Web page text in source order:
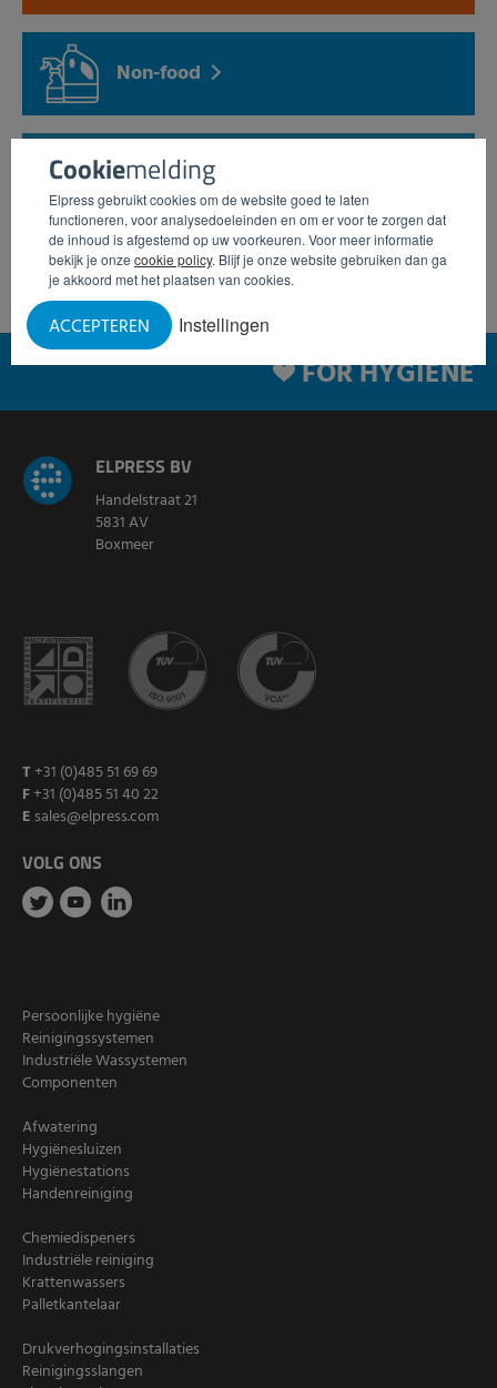
Cookiemelding
Elpress gebruikt cookies om de website goed te laten
functioneren, voor analysedoeleinden en om er voor te zorgen dat
de inhoud is afgestemd op uw voorkeuren. Voor meer informatie
bekijk je onze cookie policy. Blijf je onze website gebruiken dan ga
je akkoord met het plaatsen van cookies.
Instellingen
ACCEPTEREN
Non-food
Pluimvee
FOR HYGIENE
ELPRESS BV
Handelstraat 21
5831 AV
Boxmeer
T +31 (0)485 51 69 69
F+31 (0)485 51 40 22
E sales@elpress.com
VOLG ONS
Persoonlijke hygiëne
Reinigingssystemen
Industriële Wassystemen
Componenten
Afwatering
Hygiënesluizen
Hygiënestations
Handenreiniging
Chemiedispeners
Industriële reiniging
Krattenwassers
Palletkantelaar
Drukverhogingsinstallaties
Reinigingsslangen